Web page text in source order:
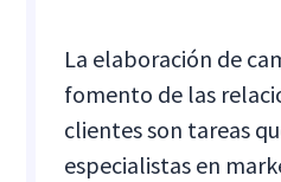
La elaboración de
fomento de las
clientes son tareas
especialistas en